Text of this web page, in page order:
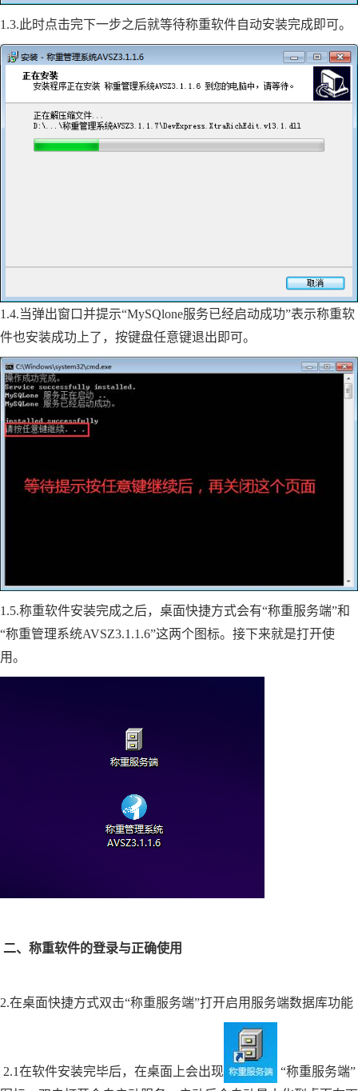
1.3.此时点击完下一步之后就等待称重软件自动安装完成即可。
1.4.当弹出窗口并提示“MySQlone服务已经启动成功”表示称重软
件也安装成功上了，按键盘任意键退出即可。
1.5.称重软件安装完成之后，桌面快捷方式会有“称重服务端”和
“称重管理系统AVSZ3.1.1.6”这两个图标。接下来就是打开使
用。
二、称重软件的登录与正确使用
2.在桌面快捷方式双击“称重服务端”打开启用服务端数据库功能
2.1在软件安装完毕后，在桌面上会出现
“称重服务端”